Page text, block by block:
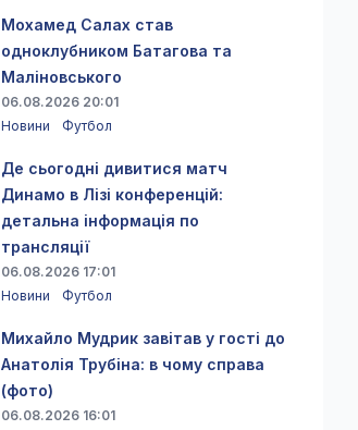
Мохамед Салах став
одноклубником Батагова та
Маліновського
06.08.2026 20:01
Новини
Футбол
Де сьогодні дивитися матч
Динамо в Лізі конференцій:
детальна інформація по
трансляції
06.08.2026 17:01
Новини
Футбол
Михайло Мудрик завітав у гості до
Анатолія Трубіна: в чому справа
(фото)
06.08.2026 16:01